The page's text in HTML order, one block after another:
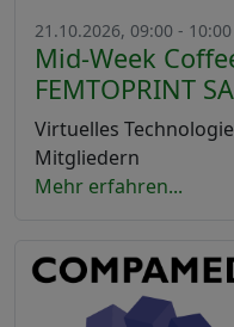
21.10.2026, 09:00 - 10:00
Mid-Week
FEMTOPRINT SA
Virtuelles
Mitgliedern
Mehr erfahren...